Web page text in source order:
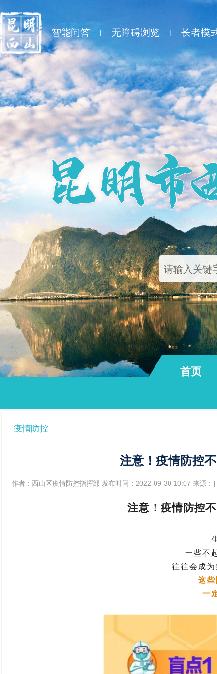
智能问答 | 无障碍浏览 | 长者模
首页
政府信息公开年报
疫情防控
注意！疫情防控
[作者：西山区疫情防控指挥部 发布时间：2022-09-30 10:07 来源：]
注意！疫情防控
一些不
往往会成
这
一